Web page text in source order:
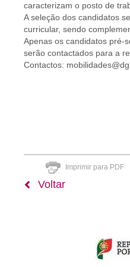
caracterizam o posto de
A seleção dos candidatos
curricular, sendo
Apenas os candidatos pré-
serão contactados para a
Contactos:
Imprimir para PDF
Voltar